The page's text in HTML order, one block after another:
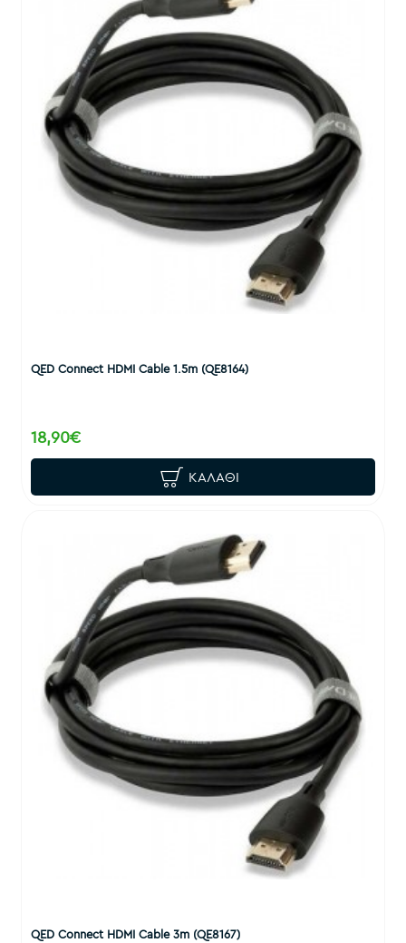
QED Connect HDMI Cable 1.5m (QE8164)
18,90€
ΚΑΛΆΘΙ
QED Connect HDMI Cable 3m (QE8167)